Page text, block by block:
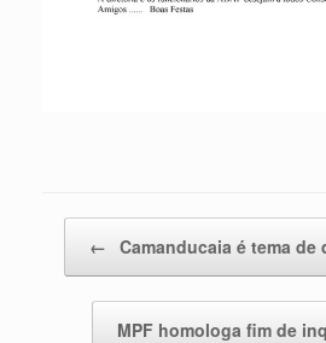
← Camanducaia é tema
MPF homologa fim de